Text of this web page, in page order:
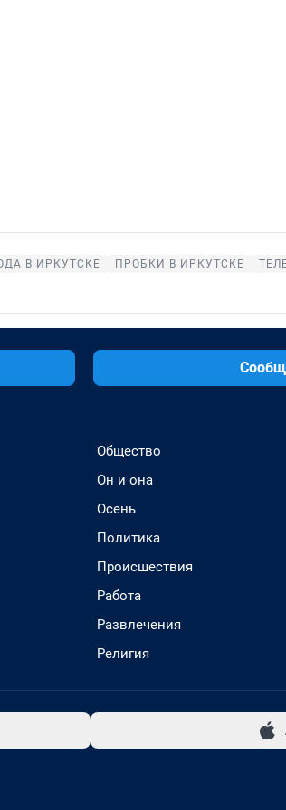
В ИРКУТСКЕ ПРОБКИ В ИРКУТСКЕ
Общество
Он и она
Осень
Политика
Происшествия
Работа
Развлечения
Религия